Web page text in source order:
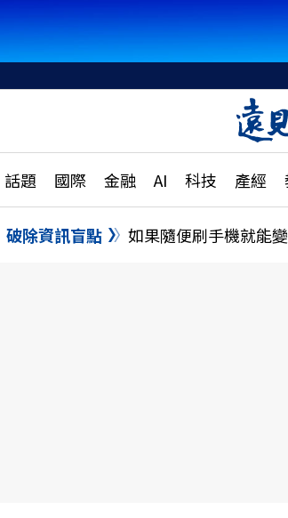
話題 國際 金融 AI 科技 產經
話題
國際
特輯
大
破除資訊盲點 如果隨便刷手機就能